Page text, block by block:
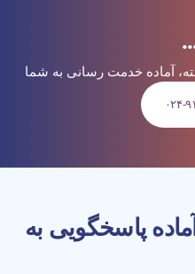
آماده پاسخگویی به